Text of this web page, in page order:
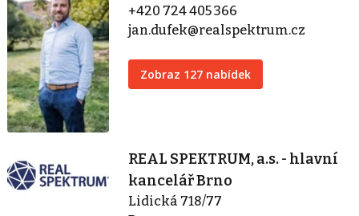
+420 724 405 366
jan.dufek@realspektrum.cz
Zobraz 127 nabídek
REAL SPEKTRUM, a.s. - hlavní
kancelář Brno
Lidická 718/77